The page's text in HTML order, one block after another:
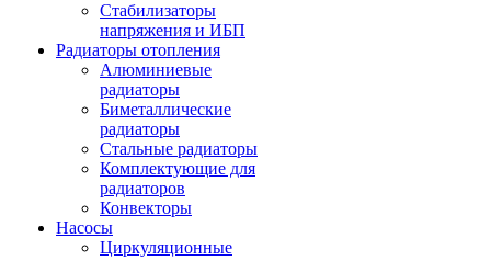
Стабилизаторы
напряжения и ИБП
Радиаторы отопления
Алюминиевые
радиаторы
Биметаллические
радиаторы
Стальные радиаторы
Комплектующие для
радиаторов
Конвекторы
Насосы
Циркуляционные